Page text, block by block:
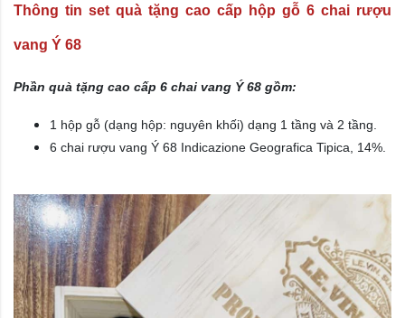
Thông tin set quà tặng cao cấp hộp gỗ 6 chai rượu
vang Ý 68
Phần quà tặng cao cấp 6 chai vang Ý 68 gồm:
1 hộp gỗ (dạng hộp: nguyên khối) dạng 1 tầng và 2 tầng.
6 chai rượu vang Ý 68 Indicazione Geografica Tipica, 14%.